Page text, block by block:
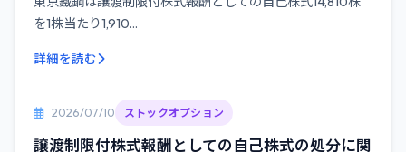
を1株当たり1,910...
詳細を読む
2026/07/10 ストックオプション
譲渡制限付株式報酬としての自己株式の処分に関